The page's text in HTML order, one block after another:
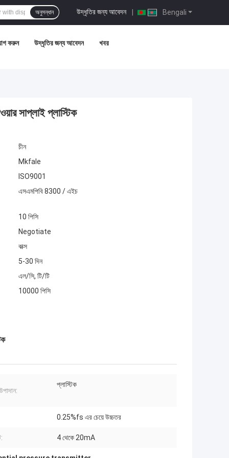
Bengali
উদ্ধৃতির জন্য আবেদন |
অনুসন্ধান
করুন উদ্ধৃতির জন্য আবেদন খবর
সাপ্লাই প্লাস্টিক
চীন
Mkfale
ISO9001
এসএমপিবি 8300 / এইচ
10 পিসি
Negotiate
বাক্স
5-30 দিন
এল/সি, টি/টি
10000 পিসি
প্লাস্টিক
0.25%fs এর চেয়ে উচ্চতর
4 থেকে 20mA